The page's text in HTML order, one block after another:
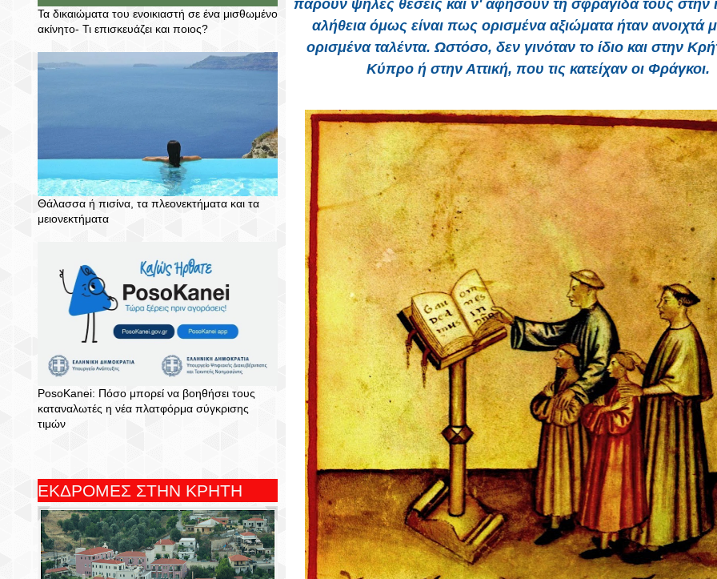
Τα δικαιώματα του ενοικιαστή σε ένα μισθωμένο
ακίνητο- Τι επισκευάζει και ποιος?
Θάλασσα ή πισίνα, τα πλεονεκτήματα και τα
μειονεκτήματα
PosoKanei: Πόσο μπορεί να βοηθήσει τους
καταναλωτές η νέα πλατφόρμα σύγκρισης
τιμών
ΕΚΔΡΟΜΕΣ ΣΤΗΝ ΚΡΗΤΗ
πάρουν ψηλές θέσεις και ν' αφήσουν τη σφραγίδα τους στην
αλήθεια όμως είναι πως ορισμένα αξιώματα ήταν ανοιχτά
ορισμένα ταλέντα. Ωστόσο, δεν γινόταν το ίδιο και στην
Κύπρο ή στην Αττική, που τις κατείχαν οι Φράγκοι.